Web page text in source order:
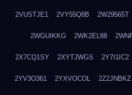
2VUSTJE1 2VY55Q8B 2W29565T
2WGUIKKG 2WK2EL88
2X7CQ1SY 2XYTJWGS 2Y7I1IC2
2YV3O361 2YXVOCOL 2Z2JNBKZ